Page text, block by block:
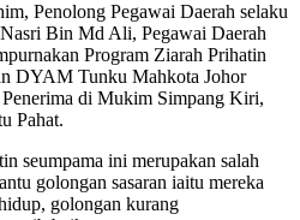
Penolong Pegawai Daerah selaku
Bin Md Ali, Pegawai Daerah
Program Ziarah Prihatin
DYAM Tunku Mahkota Johor
di Mukim Simpang Kiri,
Pahat.
seumpama ini merupakan salah
golongan sasaran iaitu mereka
golongan kurang